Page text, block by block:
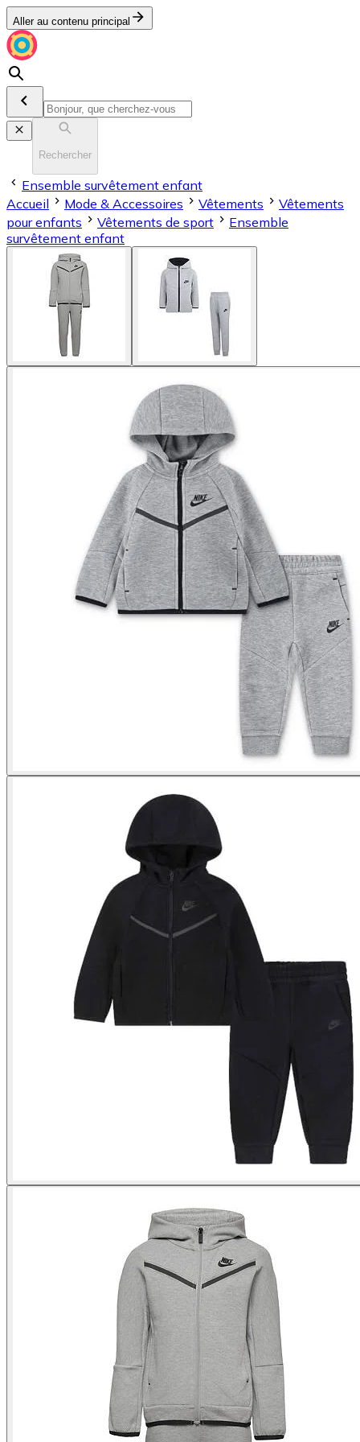
Aller au contenu principal
Rechercher
Ensemble survêtement enfant
Accueil
Mode & Accessoires Vêtements
Vêtements
pour enfants
Vêtements de sport
Ensemble
survêtement enfant